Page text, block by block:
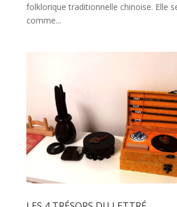
folklorique traditionnelle chinoise. Elle
comme...